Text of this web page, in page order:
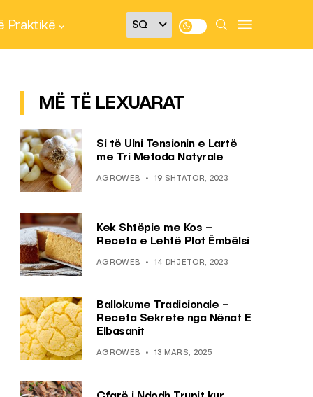
Praktikë
MË TË LEXUARAT
Si të Ulni Tensionin e Lartë
me Tri Metoda Natyrale
AGROWEB 19 SHTATOR, 2023
Kek Shtëpie me Kos –
Receta e Lehtë Plot Ëmbëlsi
AGROWEB 14 DHJETOR, 2023
Ballokume Tradicionale –
Receta Sekrete nga Nënat E
Elbasanit
AGROWEB 13 MARS, 2025